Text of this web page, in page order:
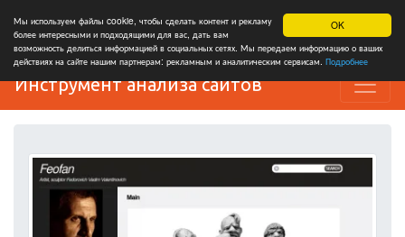
OK
Мы используем файлы cookie, чтобы сделать контент и рекламу
более интересными и подходящими для вас, дать вам
возможность делиться информацией в социальных сетях. Мы передаем информацию о ваших
действиях на сайте нашим партнерам: рекламным и аналитическим сервисам. Подробнее
Инструмент анализа сайтов